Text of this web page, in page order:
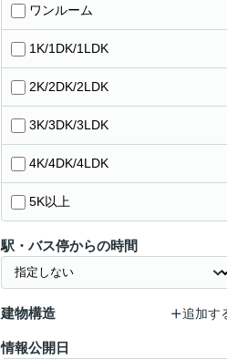
ワンルーム
1K/1DK/1LDK
2K/2DK/2LDK
3K/3DK/3LDK
4K/4DK/4LDK
5K以上
駅・バス停からの時間
建物構造 追加す
情報公開日